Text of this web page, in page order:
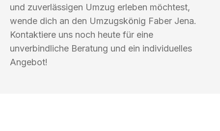
und zuverlässigen Umzug erleben möchtest,
wende dich an den Umzugskönig Faber Jena.
Kontaktiere uns noch heute für eine
unverbindliche Beratung und ein individuelles
Angebot!